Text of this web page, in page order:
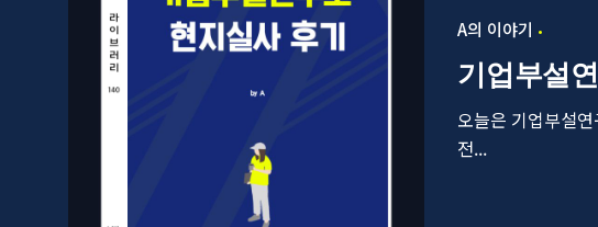
A의 이야기
기업부설
오늘은 기업부설
전...